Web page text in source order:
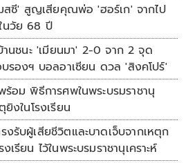
สซี' สูญเสียคุณพ่อ 'ฮอร์เก' จากไป
นวัย 68 ปี
านชนะ 'เมียนมา' 2-0 จาก 2 จุด
บรองฯ บอลอาเซียน ดวล 'สิงคโปร์'
ร้อม พิธีการศพในพระบรมราชานุ
ยิงในโรงเรียน
งรับผู้เสียชีวิตและบาดเจ็บจากเหตุก
เรียน ไว้ในพระบรมราชานุเคราะห์